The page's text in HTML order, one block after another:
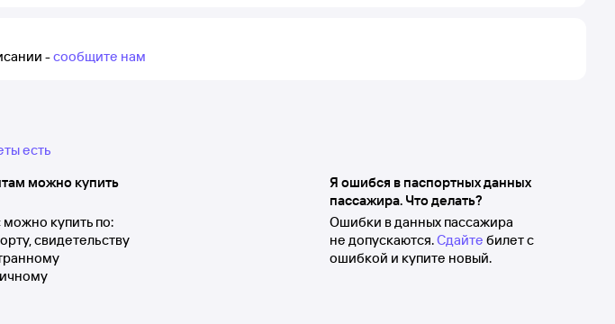
-сообщите нам
есть
можно купить
можно купить по:
свидетельству
Я ошибся в паспортных данных
пассажира. Что делать?
Ошибки в данных пассажира
не допускаются.Сдайте билет с
ошибкой и купите новый.